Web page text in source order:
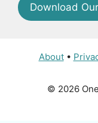
Download
About•
© 2026